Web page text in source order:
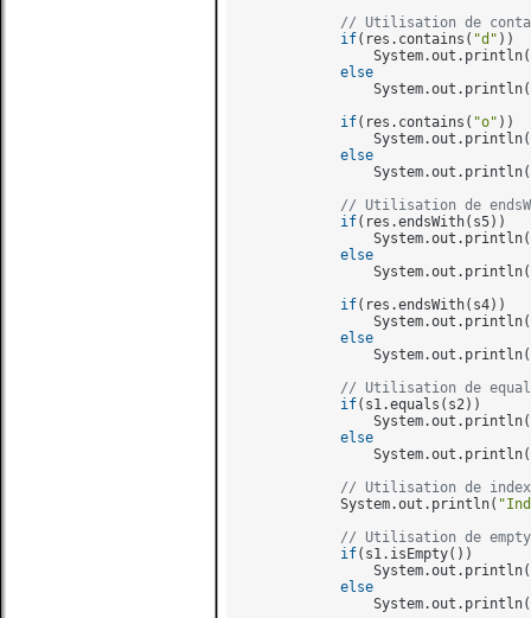
// Utilisation de
if(res.contains( "d" ))
System.out.println(
else
System.out.println(
if(res.contains( "o" ))
System.out.println(
else
System.out.println(
// Utilisation de
if(res.endsWith(s5))
else
if(res.endsWith(s4))
else
// Utilisation de
if(s1.equals(s2))
System.out.println(
else
System.out.println(
// Utilisation de
System.out.println(
// Utilisation de empty
if(s1.isEmpty())
System.out.println(
else
System.out.println(